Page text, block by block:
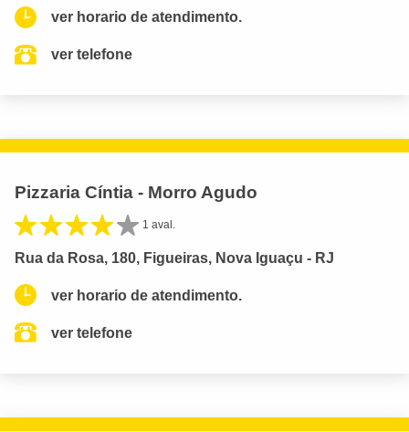
ver horario de atendimento.
ver telefone
Pizzaria Cíntia - Morro Agudo
1 aval.
Rua da Rosa, 180, Figueiras, Nova Iguaçu - RJ
ver horario de atendimento.
ver telefone